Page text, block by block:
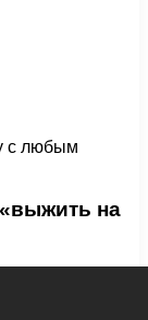
с любым
на